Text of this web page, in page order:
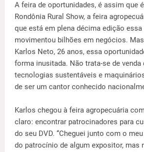
A feira de oportunidades, é assim que
Rondônia Rural Show, a feira
que está em plena décima edição essa
movimentou bilhões em negócios.
Karlos Neto, 26 anos, essa
forma inusitada. Não trata-se de
tecnologias sustentáveis e
de ser um cantor conhecido
Karlos chegou à feira agropecuária
claro: encontrar patrocinadores para
do seu DVD. ‘‘Cheguei junto com o
do patrocínio de algum expositor, mas